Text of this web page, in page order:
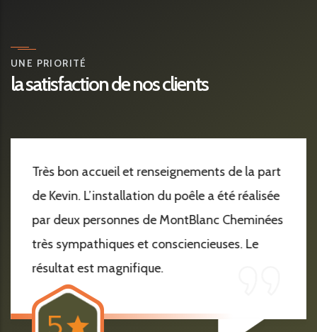
UNE PRIORITÉ
la satisfaction de nos clients
Très bon accueil et renseignements de la part
de Kevin. L’installation du poêle a été réalisée
par deux personnes de MontBlanc Cheminées
très sympathiques et consciencieuses. Le
résultat est magnifique.